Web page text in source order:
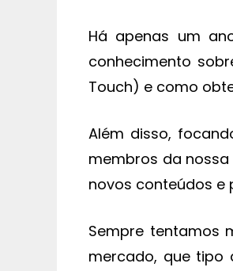
Há apenas um
conhecimento
Touch) e como
Além disso,
membros da
novos conteúdos e
Sempre tentamos
mercado, que tipo